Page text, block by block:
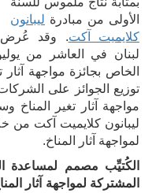
الأولى من مبادرة ليبانون
كلايميت آكت. وقد عُرض
لبنان في العاشر من
توزيع الجوائز على
مواجهة آثار تغير المناخ
ليبانون كلايميت آكت من
لمواجهة آثار المناخ.
الكُتيِّب مصمم لمساعدة
المشتركة لمواجهة آثار